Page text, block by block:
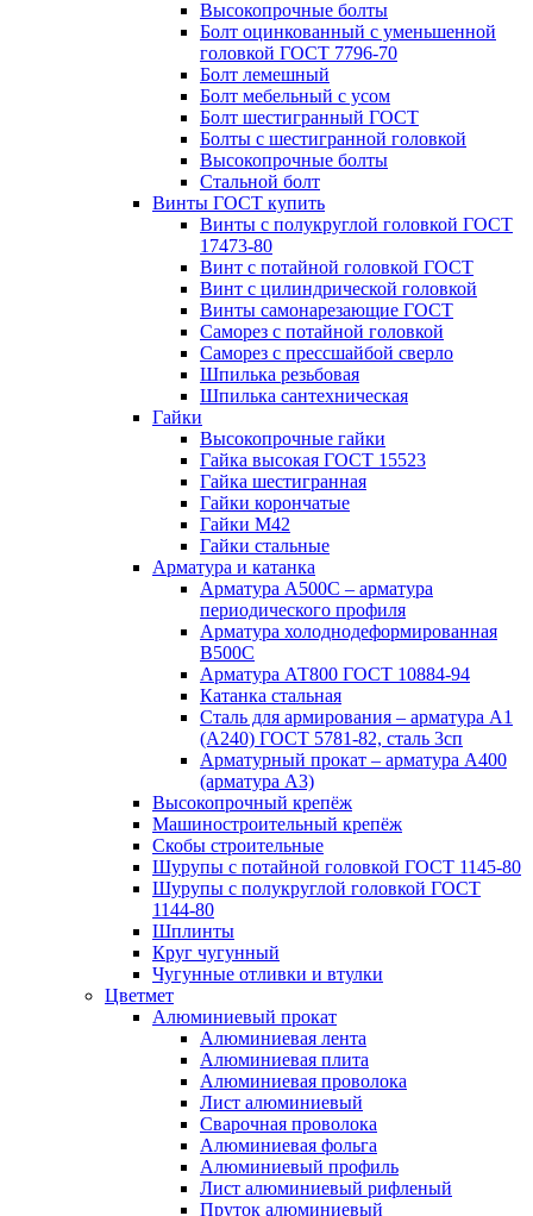
Высокопрочные болты
Болт оцинкованный с уменьшенной
головкой ГОСТ 7796-70
Болт лемешный
Болт мебельный с усом
Болт шестигранный ГОСТ
Болты с шестигранной головкой
Высокопрочные болты
Стальной болт
Винты ГОСТ купить
Винты с полукруглой головкой ГОСТ
17473-80
Винт с потайной головкой ГОСТ
Винт с цилиндрической головкой
Винты самонарезающие ГОСТ
Саморез с потайной головкой
Саморез с прессшайбой сверло
Шпилька резьбовая
Шпилька сантехническая
Гайки
Высокопрочные гайки
Гайка высокая ГОСТ 15523
Гайка шестигранная
Гайки корончатые
Гайки М42
Гайки стальные
Арматура и катанка
Арматура А500С – арматура
периодического профиля
Арматура холоднодеформированная
В500С
Арматура АТ800 ГОСТ 10884-94
Катанка стальная
Сталь для армирования – арматура А1
(А240) ГОСТ 5781-82, сталь 3сп
Арматурный прокат – арматура А400
(арматура А3)
Высокопрочный крепёж
Машиностроительный крепёж
Скобы строительные
Шурупы с потайной головкой ГОСТ 1145-80
Шурупы с полукруглой головкой ГОСТ
1144-80
Шплинты
Круг чугунный
Чугунные отливки и втулки
Цветмет
Алюминиевый прокат
Алюминиевая лента
Алюминиевая плита
Алюминиевая проволока
Лист алюминиевый
Сварочная проволока
Алюминиевая фольга
Алюминиевый профиль
Лист алюминиевый рифленый
Пруток алюминиевый